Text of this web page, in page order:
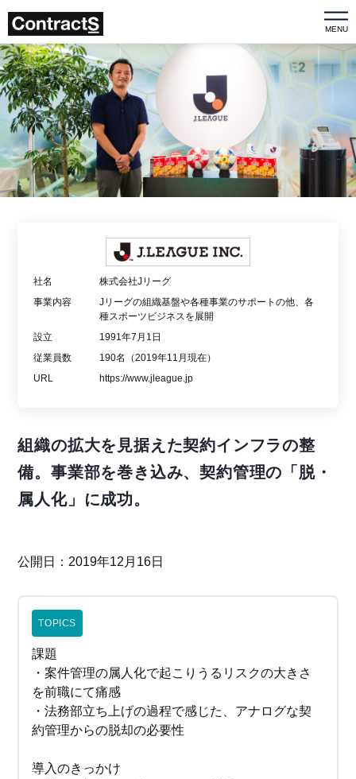
MENU
社名
株式会社Jリーグ
事業内容
Jリーグの組織基盤や各種事業のサポートの他、各
種スポーツビジネスを展開
設立
1991年7月1日
従業員数
190名（2019年11月現在）
URL
https://www.jleague.jp
組織の拡大を見据えた契約インフラの整
備。事業部を巻き込み、契約管理の「脱・
属人化」に成功。
公開日：2019年12月16日
TOPICS
課題
・案件管理の属人化で起こりうるリスクの大きさ
を前職にて痛感
・法務部立ち上げの過程で感じた、アナログな契
約管理からの脱却の必要性
導入のきっかけ